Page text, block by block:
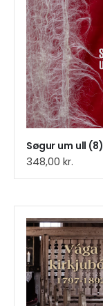
Søgur um ull (8)
348,00 kr.